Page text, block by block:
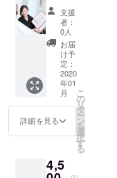
な泡を
体感し
てみて
下さい
える ・
クール
感で爽
やか 今
までの
シャン
プーと
は歴然
の差で
泡立ち
が違い
リーム
みたい
ミ
ナー
①部
120
分 》
①頭
皮の状
態は？
・
健康な
頭皮と
は
・
色は何
色
支援
者：
0人
お届
け予
定：
2020
年01
月
詳細を見る
こ
の
リ
タ
ー
ン
を
選
択
す
る
4,5